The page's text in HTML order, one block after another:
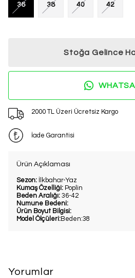
36 38 40 42
Stoğa Gelince
2000 TL Üzeri Ücretsiz Kargo
İade Garantisi
Ürün Açıklaması
Sezon: İlkbahar-Yaz
Kumaş Özelliği: Poplin
Beden Aralığı: 36-42
Numune Bedeni:
Ürün Boyut Bilgisi:
Model Ölçüleri:Beden:38
Yorumlar